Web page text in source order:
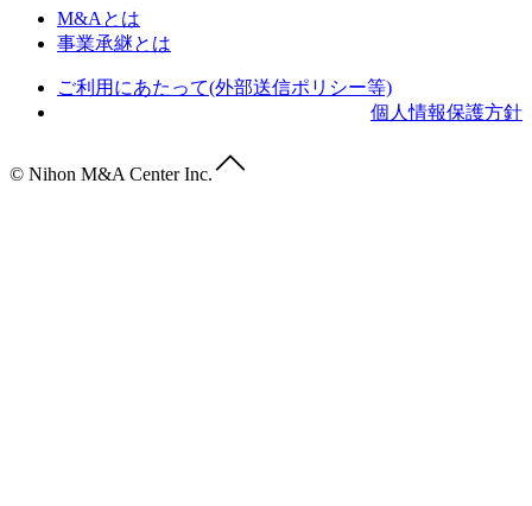
M&Aとは
事業承継とは
ご利用にあたって(外部送信ポリシー等)
個人情報保護方針
© Nihon M&A Center Inc.